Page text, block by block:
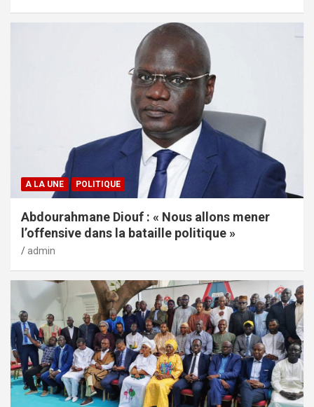
A LA UNE POLITIQUE
Abdourahmane Diouf : « Nous allons mener
l’offensive dans la bataille politique »
admin